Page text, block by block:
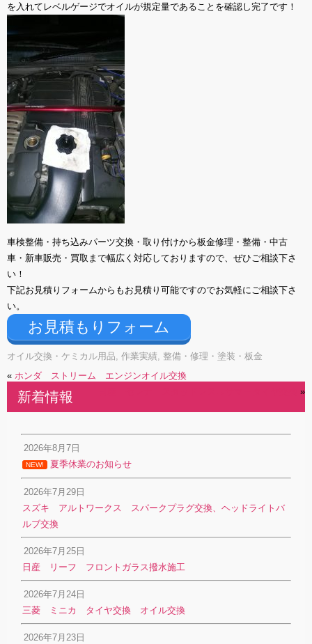
を入れてレベルゲージでオイルが規定量であることを確認し完了です！
車検整備・持ち込みパーツ交換・取り付けから板金修理・整備・中古
車・新車販売・買取まで幅広く対応しておりますので、ぜひご相談下さ
い！
下記お見積りフォームからもお見積り可能ですのでお気軽にご相談下さ
い。
お見積もりフォーム
オイル交換・ケミカル用品, 作業実績, 整備・修理・塗装・板金
« ホンダ ストリーム エンジンオイル交換
»
新着情報
2026年8月7日
NEW! 夏季休業のお知らせ
2026年7月29日
スズキ アルトワークス スパークプラグ交換、ヘッドライトバ
ルブ交換
2026年7月25日
日産 リーフ フロントガラス撥水施工
2026年7月24日
三菱 ミニカ タイヤ交換 オイル交換
2026年7月23日